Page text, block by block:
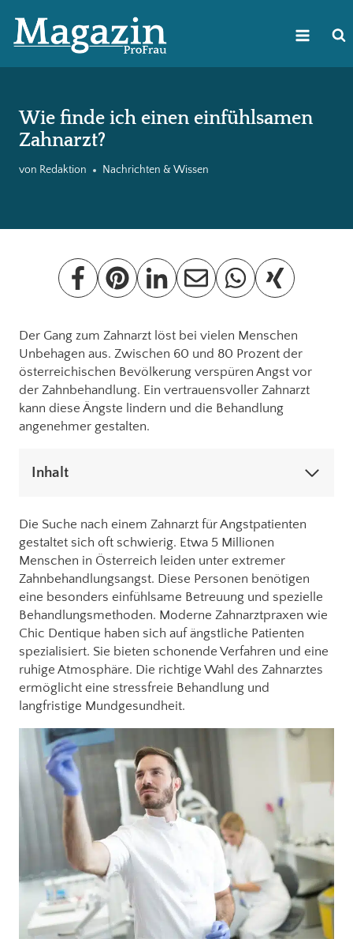
Inhalt
springen
Wie finde ich einen einfühlsamen
Zahnarzt?
von Redaktion Nachrichten & Wissen
Der Gang zum Zahnarzt löst bei vielen Menschen
Unbehagen aus. Zwischen 60 und 80 Prozent der
österreichischen Bevölkerung verspüren Angst vor
der Zahnbehandlung. Ein vertrauensvoller Zahnarzt
kann diese Ängste lindern und die Behandlung
angenehmer gestalten.
Inhalt
Die Suche nach einem Zahnarzt für Angstpatienten
gestaltet sich oft schwierig. Etwa 5 Millionen
Menschen in Österreich leiden unter extremer
Zahnbehandlungsangst. Diese Personen benötigen
eine besonders einfühlsame Betreuung und spezielle
Behandlungsmethoden. Moderne Zahnarztpraxen wie
Chic Dentique haben sich auf ängstliche Patienten
spezialisiert. Sie bieten schonende Verfahren und eine
ruhige Atmosphäre. Die richtige Wahl des Zahnarztes
ermöglicht eine stressfreie Behandlung und
langfristige Mundgesundheit.